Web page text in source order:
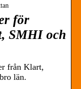
för
SMHI och
från Klart,
län.